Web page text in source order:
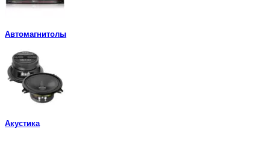
Автомагнитолы
Акустика